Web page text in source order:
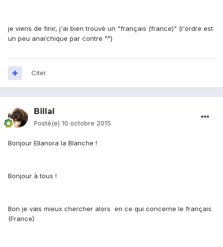
je viens de finir, j'ai bien trouvé un "français (france)" (l'ordre est
un peu anarchique par contre ^^)
Citer
Billal
Posté(e) 10 octobre 2015
Bonjour Ellanora la Blanche !
Bonjour à tous !
Bon je vais mieux chercher alors en ce qui concerne le français
(France)